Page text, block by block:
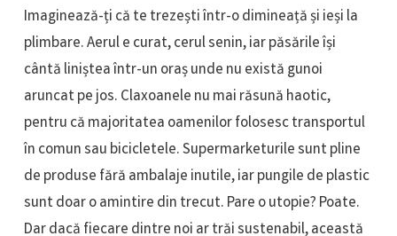
Imaginează-ți că te trezești într-o dimineață și ieși la
plimbare. Aerul e curat, cerul senin, iar păsările își
cântă liniștea într-un oraș unde nu există gunoi
aruncat pe jos. Claxoanele nu mai răsună haotic,
pentru că majoritatea oamenilor folosesc transportul
în comun sau bicicletele. Supermarketurile sunt pline
de produse fără ambalaje inutile, iar pungile de plastic
sunt doar o amintire din trecut. Pare o utopie? Poate.
Dar dacă fiecare dintre noi ar trăi sustenabil, această